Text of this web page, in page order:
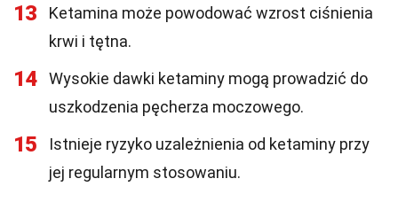
13
Ketamina może powodować wzrost ciśnienia
krwi i tętna.
14
Wysokie dawki ketaminy mogą prowadzić do
uszkodzenia pęcherza moczowego.
15
Istnieje ryzyko uzależnienia od ketaminy przy
jej regularnym stosowaniu.